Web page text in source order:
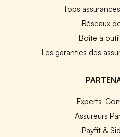
Tops
Réseaux
Boîte à
Les garanties des
Experts-
Assureurs
Payfit &